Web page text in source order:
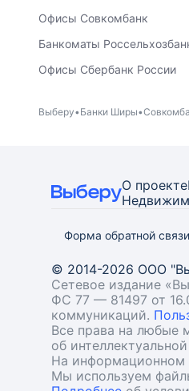
Офисы Совкомбанк
Банкоматы
Офисы Сбербанк России
Выберу Банки Ширы
О проекте
Форма обратной связи
© 2014-2026 ООО
Сетевое издание
ФС 77 — 81497 от
коммуникаций.
Все права на любые
об
На информационном
Мы используем